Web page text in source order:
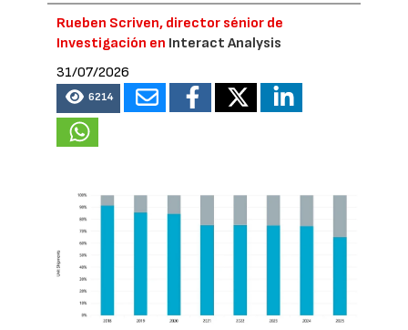
Rueben Scriven, director sénior de
Investigación en Interact Analysis
31/07/2026
6214